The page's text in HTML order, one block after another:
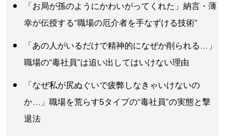
「お局が孫のようにかわいがってくれた」納言・薄
幸が伝授する“職場の厄介者を手なずける技術”
「あの人がいるだけで精神的になぜか削られる…」
職場の“毒社員”は追い出してはいけない理由
「なぜ私が尻ぬぐいで疲弊しなきゃいけないの
か…」職場を荒らす5タイプの“毒社員”の実態と撃
退法